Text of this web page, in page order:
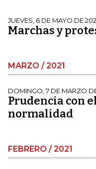
JUEVES, 6 DE MAYO DE
Marchas y
MARZO / 2021
DOMINGO, 7 DE MARZO
Prudencia con
normalidad
FEBRERO / 2021